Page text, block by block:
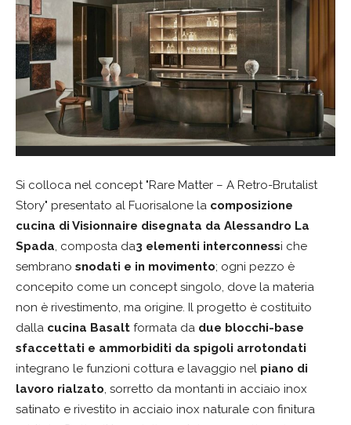
Si colloca nel concept "Rare Matter – A Retro-Brutalist
Story" presentato al Fuorisalone la composizione
cucina di Visionnaire disegnata da Alessandro La
Spada, composta da3 elementi interconnessi che
sembrano snodati e in movimento; ogni pezzo è
concepito come un concept singolo, dove la materia
non è rivestimento, ma origine. Il progetto è costituito
dalla cucina Basalt formata da due blocchi-base
sfaccettati e ammorbiditi da spigoli arrotondati
integrano le funzioni cottura e lavaggio nel piano di
lavoro rialzato, sorretto da montanti in acciaio inox
satinato e rivestito in acciaio inox naturale con finitura